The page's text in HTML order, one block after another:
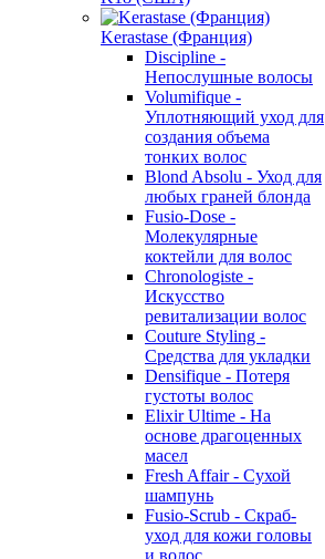
Kerastase (Франция)
Discipline -
Непослушные волосы
Volumifique -
Уплотняющий уход для
создания объема
тонких волос
Blond Absolu - Уход для
любых граней блонда
Fusio-Dose -
Молекулярные
коктейли для волос
Chronologiste -
Искусство
ревитализации волос
Couture Styling -
Средства для укладки
Densifique - Потеря
густоты волос
Elixir Ultime - На
основе драгоценных
масел
Fresh Affair - Сухой
шампунь
Fusio-Scrub - Скраб-
уход для кожи головы
и волос